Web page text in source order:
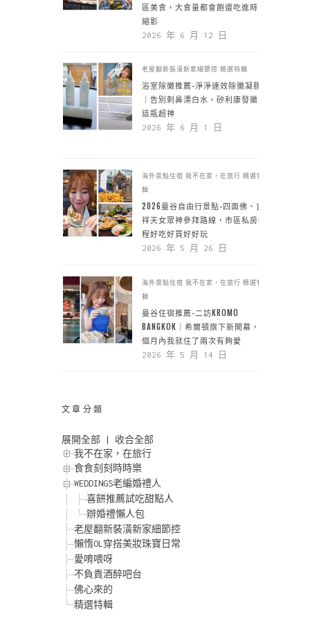
區美食，大食量都會飽還吃進時空
縮影
2026 年 6 月 12 日
老屋翻新裝潢新家細節控 精選特輯
浴室除黴推薦-淨淨速效除黴凝膠
｜告別刺鼻漂白水，矽利康發黴靠
這瓶超神
2026 年 6 月 1 日
海外景點住宿 我不在家，在旅行 精選特
輯
2026曼谷自由行景點-四面佛、吉
祥天女眾神參拜路線，市區私房行
程好吃好買好好玩
2026 年 5 月 26 日
海外景點住宿 我不在家，在旅行 精選特
輯
曼谷住宿推薦-二訪KROMO
BANGKOK｜希爾頓旗下新開幕，一
個月內我就住了兩次有夠愛
2026 年 5 月 14 日
文章分類
展開全部 | 收合全部
我不在家，在旅行
食食刻刻時時樂
WEDDINGS老編婚禮人
喜餅推薦試吃甜點人
辦婚禮懶人包
老屋翻新裝潢新家細節控
懶惰OL穿搭美妝珠寶日常
愛唷喂呀
不負責酒醉吧台
佛心來的
精選特輯